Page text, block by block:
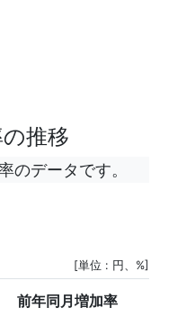
推移
のデータです。
[単位 : 円、%]
前年同月増加率